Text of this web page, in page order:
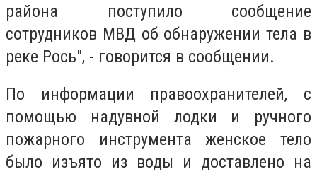
района поступило сообщение
сотрудников МВД об обнаружении тела в
реке Рось", - говорится в сообщении.
По информации правоохранителей, с
помощью надувной лодки и ручного
пожарного инструмента женское тело
было изъято из воды и доставлено на